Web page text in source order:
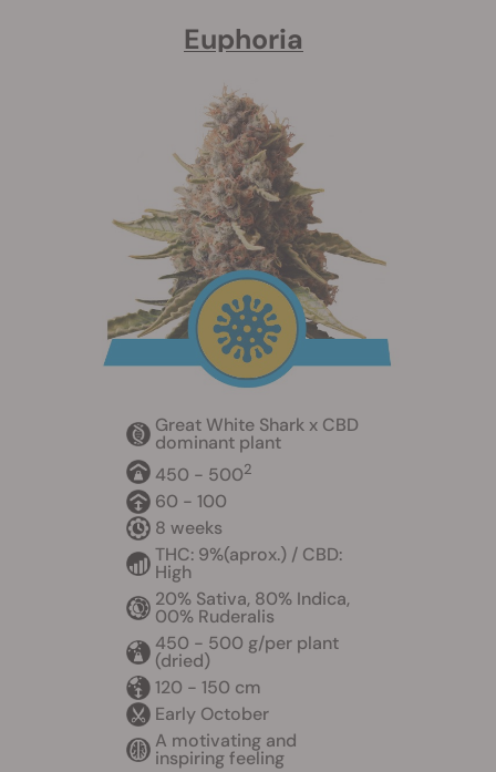
Euphoria
Great White Shark x CBD
dominant plant
450 - 5002
60 - 100
8 weeks
THC: 9%(aprox.) / CBD:
High
20% Sativa, 80% Indica,
00% Ruderalis
450 - 500 g/per plant
(dried)
120 - 150 cm
Early October
A motivating and
inspiring feeling